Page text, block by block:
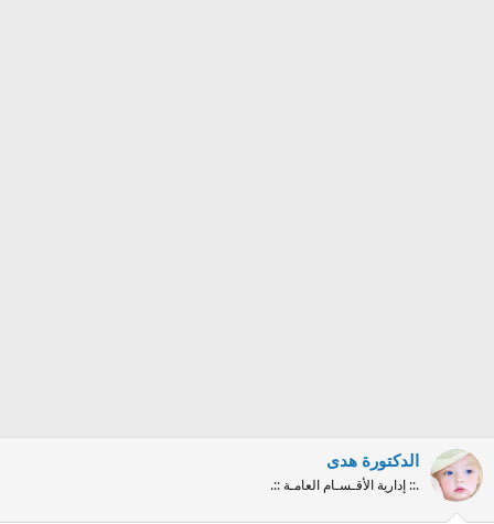
الدكتورة هدى
.:: إدارية الأقـسـام العامـة ::.